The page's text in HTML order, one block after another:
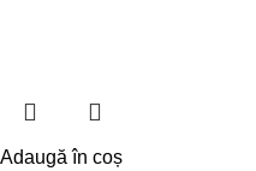
Adaugă în coș